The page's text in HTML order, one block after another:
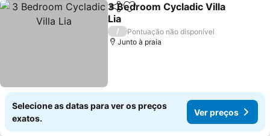
PartilharAdicionar aos favoritos
3 Bedroom Cycladic Villa
Lia
Ver preços
/
Pontuação não disponível
Junto à praia
Selecione as datas para ver os preços
exatos.
Ver preços